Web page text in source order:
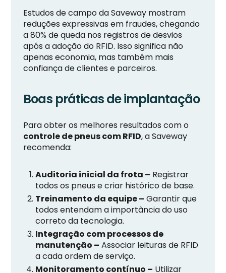
Estudos de campo da Saveway mostram
reduções expressivas em fraudes, chegando
a 80% de queda nos registros de desvios
após a adoção do RFID. Isso significa não
apenas economia, mas também mais
confiança de clientes e parceiros.
Boas práticas de implantação
Para obter os melhores resultados com o
controle de pneus com RFID, a Saveway
recomenda:
Auditoria inicial da frota – Registrar
todos os pneus e criar histórico de base.
Treinamento da equipe – Garantir que
todos entendam a importância do uso
correto da tecnologia.
Integração com processos de
manutenção – Associar leituras de RFID
a cada ordem de serviço.
Monitoramento contínuo – Utilizar